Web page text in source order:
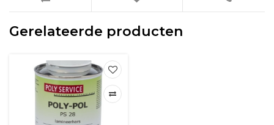
Gerelateerde producten